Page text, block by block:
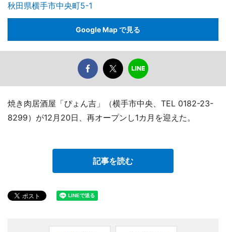
秋田県横手市中央町5-1
Google Map で見る
焼き肉居酒屋「ぴょん吉」（横手市中央、TEL 0182-23-
8299）が12月20日、再オープンし1カ月を迎えた。
記事を読む